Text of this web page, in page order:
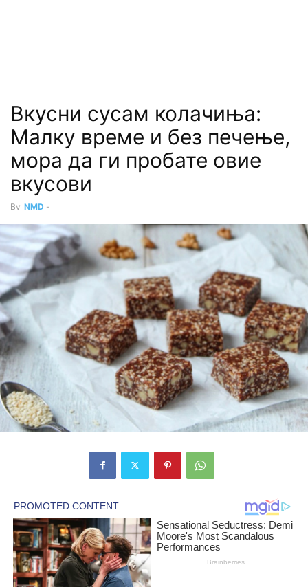
Вкусни сусам колачиња:
Малку време и без печење,
мора да ги пробате овие
вкусови
By NMD -